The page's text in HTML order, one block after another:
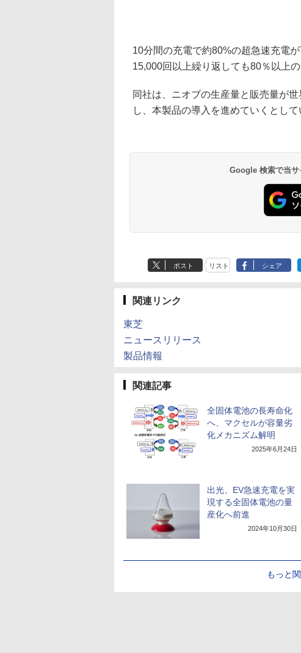
10分間の充電で約80%の超急速充電
15,000回以上繰り返しても80％以上
同社は、ニオブの生産量と販売量が
し、本製品の導入を進めていくとして
Google 検索で当サ
ポスト リスト シェア
関連リンク
東芝
ニュースリリース
製品情報
関連記事
全固体電池の長寿命化
へ、マクセルが容量劣
化メカニズム解明
2025年6月24日
出光、EV急速充電を実
現する全固体電池の量
産化へ前進
2024年10月30日
もっと